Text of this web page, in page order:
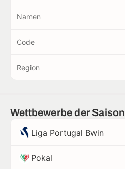
Namen
Code
Region
Wettbewerbe der Saison
Liga Portugal Bwin
Pokal